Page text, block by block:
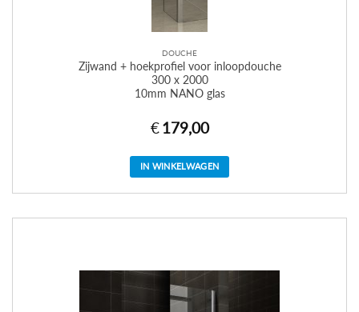
DOUCHE
Zijwand + hoekprofiel voor inloopdouche
300 x 2000
10mm NANO glas
€ 179,00
IN WINKELWAGEN